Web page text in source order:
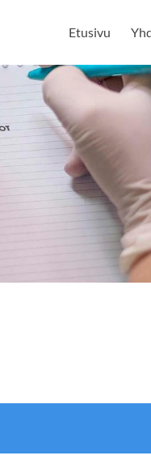
Etusivu